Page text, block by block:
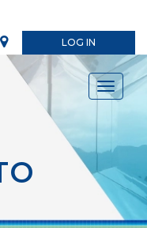
LOG IN
Toggle